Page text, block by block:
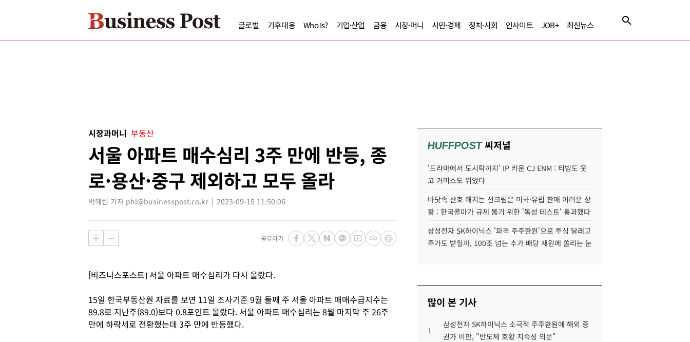
글로벌 기후대응 Who Is? 기업·산업 금융 시장·머니 시민·경제 정치·사회 인사이트 JOB+ 최신뉴스
시장과머니 부동산
서울 아파트 매수심리 3주 만에 반등, 종
로·용산·중구 제외하고 모두 올라
박혜린 기자 phl@businesspost.co.kr 2023-09-15 11:50:06
공유하기
[비즈니스포스트] 서울 아파트 매수심리가 다시 올랐다.
15일 한국부동산원 자료를 보면 11일 조사기준 9월 둘째 주 서울 아파트 매매수급지수는
89.8로 지난주(89.0)보다 0.8포인트 올랐다. 서울 아파트 매수심리는 8월 마지막 주 26주
만에 하락세로 전환했는데 3주 만에 반등했다.
HUFFPOST씨저널
'드라마에서 도시락까지' IP 키운 CJ ENM : 티빙도 웃
고 커머스도 뛰었다
바닷속 산호 해치는 선크림은 미국·유럽 판매 어려운 상
황 : 한국콜마가 규제 뚫기 위한 '독성 테스트' 통과했다
삼성전자 SK하이닉스 '파격 주주환원'으로 투심 달래고
주가도 받칠까, 100조 넘는 추가 배당 재원에 쏠리는 눈
많이 본 기사
1
삼성전자 SK하이닉스 소극적 주주환원에 해외 증
권가 비판, "반도체 호황 지속성 의문"